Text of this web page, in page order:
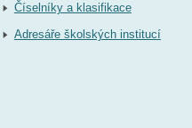
Číselníky a klasifikace
Adresáře školských institucí